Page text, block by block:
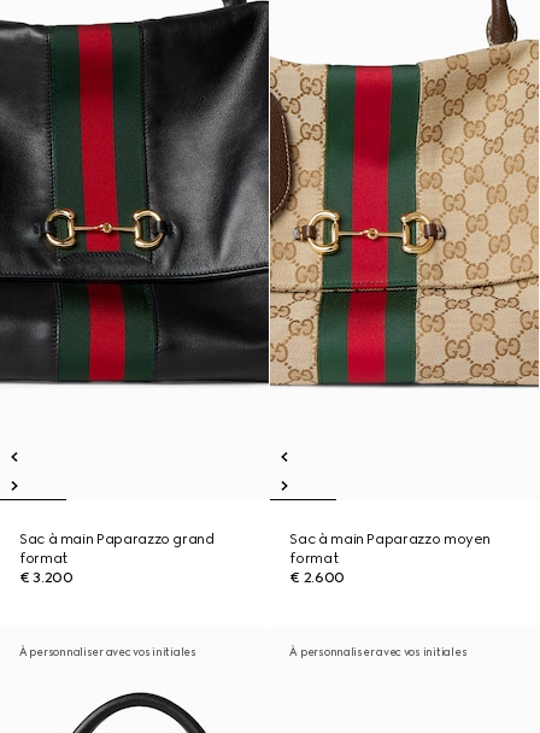
Sac à main Paparazzo grand
format
€ 3.200
Sac à main Paparazzo moyen
format
€ 2.600
À personnaliser avec vos initiales À personnaliser avec vos initiales